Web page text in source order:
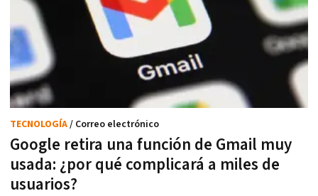
Google retira una función de Gmail muy
usada: ¿por qué complicará a miles de
usuarios?
TECNOLOGÍA/ Correo electrónico